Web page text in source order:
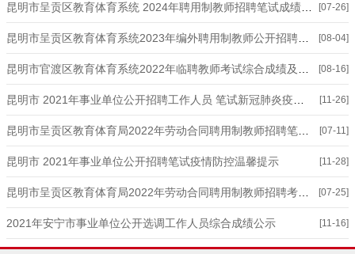
[07-26]
昆明市呈贡区教育体育系统 2024年聘用制教师招聘笔试成绩及进入资格复审人员名单公示
[08-04]
昆明市呈贡区教育体育系统2023年编外聘用制教师公开招聘笔试成绩及拟进入资格复审人员名单公示
[08-16]
昆明市官渡区教育体育系统2022年临聘教师考试综合成绩及拟进入考察体检人员名单公示
[11-26]
昆明市 2021年事业单位公开招聘工作人员 笔试新冠肺炎疫情防控告知暨承诺书
[07-11]
昆明市呈贡区教育体育局2022年劳动合同聘用制教师招聘笔试成绩及拟进入资格复审人选公示
[11-28]
昆明市 2021年事业单位公开招聘笔试疫情防控温馨提示
[07-25]
昆明市呈贡区教育体育局2022年劳动合同聘用制教师招聘考试综合成绩公示
[11-16]
2021年安宁市事业单位公开选调工作人员综合成绩公示